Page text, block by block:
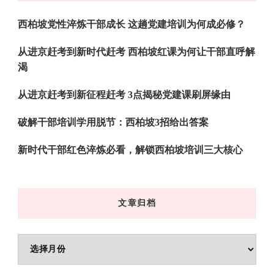
西柏坡党性淬炼干部成长 这趟党建培训为何成必修？
从进京赶考到新时代赶考 西柏坡红课为何让干部直呼解
渴
从进京赶考到新征程赶考 3点揭秘党建课刷屏缘由
破解干部培训学用脱节：西柏坡3招给出答案
新时代干部红色淬炼必看，解锁西柏坡培训三大核心
文章归档